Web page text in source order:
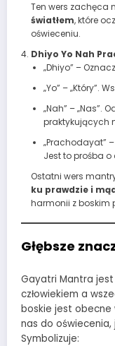
Ten wers zachęca
światłem, które
oświeceniu.
Dhiyo Yo Nah
„Dhiyo” –
„Yo” – „Który”.
„Nah” – „Nas”.
praktykujących
„Prachodayat”
Jest to prośba o
Ostatni wers
ku prawdzie i
harmonii z boskim
Głębsze
Gayatri Mantra
człowiekiem a
boskie jest obecne
nas do oświecenia,
Symbolizuje: